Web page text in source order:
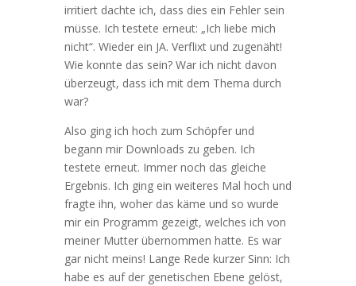
irritiert dachte ich, dass dies ein Fehler sein
müsse. Ich testete erneut: „Ich liebe mich
nicht“. Wieder ein JA. Verflixt und zugenäht!
Wie konnte das sein? War ich nicht davon
überzeugt, dass ich mit dem Thema durch
war?
Also ging ich hoch zum Schöpfer und
begann mir Downloads zu geben. Ich
testete erneut. Immer noch das gleiche
Ergebnis. Ich ging ein weiteres Mal hoch und
fragte ihn, woher das käme und so wurde
mir ein Programm gezeigt, welches ich von
meiner Mutter übernommen hatte. Es war
gar nicht meins! Lange Rede kurzer Sinn: Ich
habe es auf der genetischen Ebene gelöst,